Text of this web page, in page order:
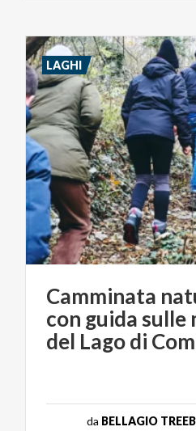
Camminata
con guida sulle
del Lago di
da BELLAGIO
LAGHI